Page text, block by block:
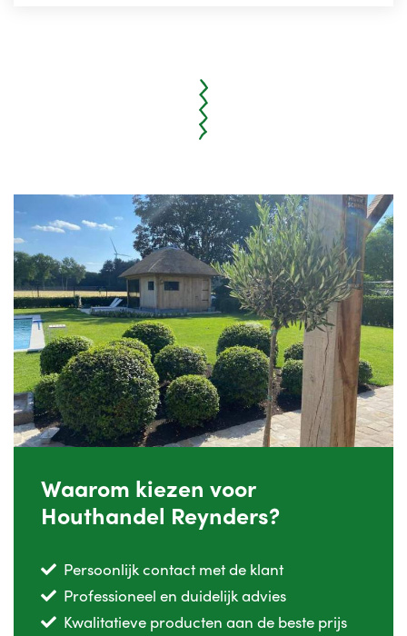
Waarom kiezen voor
Houthandel Reynders?
Persoonlijk contact met de klant
Professioneel en duidelijk advies
Kwalitatieve producten aan de beste prijs